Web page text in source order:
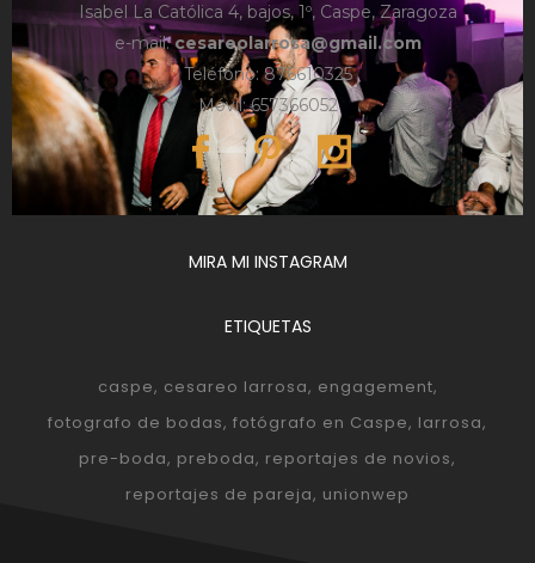
Isabel La Católica 4, bajos, 1º, Caspe, Zaragoza
e-mail:cesareolarrosa@gmail.com
Teléfono: 876610325
Móvil: 657366052
MIRA MI INSTAGRAM
ETIQUETAS
caspe cesareo larrosa engagement
fotografo de bodas fotógrafo en Caspe larrosa
pre-boda preboda reportajes de novios
reportajes de pareja unionwep